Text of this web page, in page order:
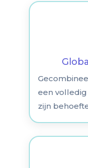
een
zijn